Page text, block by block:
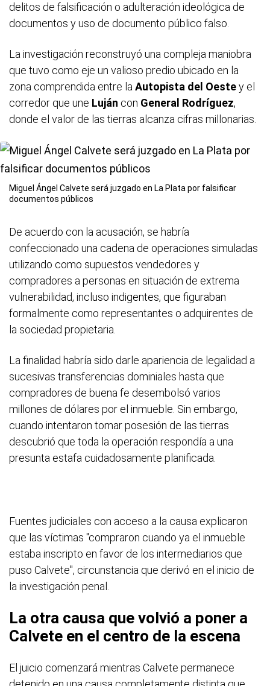
delitos de falsificación o adulteración ideológica de
documentos y uso de documento público falso.
La investigación reconstruyó una compleja maniobra
que tuvo como eje un valioso predio ubicado en la
zona comprendida entre la Autopista del Oestey el
corredor que une Luján con General Rodríguez,
donde el valor de las tierras alcanza cifras millonarias.
Miguel Ángel Calvete será juzgado en La Plata por falsificar
documentos públicos
De acuerdo con la acusación, se habría
confeccionado una cadena de operaciones simuladas
utilizando como supuestos vendedores y
compradores a personas en situación de extrema
vulnerabilidad, incluso indigentes, que figuraban
formalmente como representantes o adquirentes de
la sociedad propietaria.
La finalidad habría sido darle apariencia de legalidad a
sucesivas transferencias dominiales hasta que
compradores de buena fe desembolsó varios
millones de dólares por el inmueble. Sin embargo,
cuando intentaron tomar posesión de las tierras
descubrió que toda la operación respondía a una
presunta estafa cuidadosamente planificada.
Fuentes judiciales con acceso a la causa explicaron
que las víctimas "compraron cuando ya el inmueble
estaba inscripto en favor de los intermediarios que
puso Calvete", circunstancia que derivó en el inicio de
la investigación penal.
La otra causa que volvió a poner a
Calvete en el centro de la escena
El juicio comenzará mientras Calvete permanece